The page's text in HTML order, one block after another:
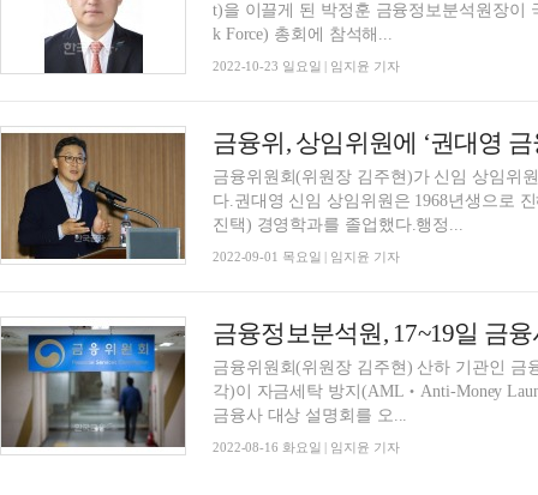
t)을 이끌게 된 박정훈 금융정보분석원장이
k Force) 총회에 참석해...
2022-10-23 일요일 | 임지윤 기자
금융위, 상임위원에 ‘권대영
금융위원회(위원장 김주현)가 신임 상임위
다.권대영 신임 상임위원은 1968년생으로
진택) 경영학과를 졸업했다.행정...
2022-09-01 목요일 | 임지윤 기자
금융위원회(위원장 김주현) 산하 기관인 금
각)이 자금세탁 방지(AML‧Anti-Money
금융사 대상 설명회를 오...
2022-08-16 화요일 | 임지윤 기자